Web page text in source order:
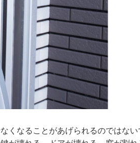
くなることがあげられるのではない